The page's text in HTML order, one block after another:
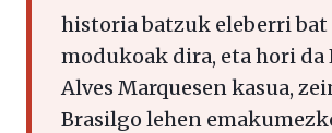
historia batzuk eleberri
modukoak dira, eta hori da
Alves Marquesen kasua,
Brasilgo lehen